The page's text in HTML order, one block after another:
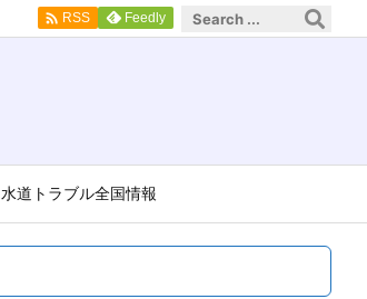
水道トラブル全国情報
 RSS Feedly